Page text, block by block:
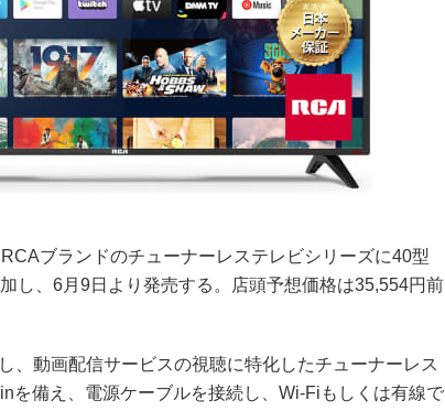
ブランドのチューナーレステレビシリーズに40型
し、6月9日より発売する。店頭予想価格は35,554円前
、動画配信サービスの視聴に特化したチューナーレス
を備え、電源ケーブルを接続し、Wi-Fiもしくは有線で